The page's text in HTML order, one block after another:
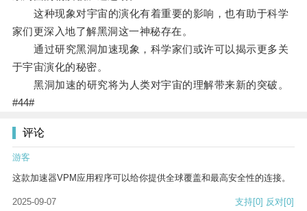
这种现象对宇宙的演化有着重要的影响，也有助于科学
家们更深入地了解黑洞这一神秘存在。
通过研究黑洞加速现象，科学家们或许可以揭示更多关
于宇宙演化的秘密。
黑洞加速的研究将为人类对宇宙的理解带来新的突破。
#44#
评论
游客
这款加速器VPM应用程序可以给你提供全球覆盖和最高安全性的连接。
2025-09-07 支持[0] 反对[0]